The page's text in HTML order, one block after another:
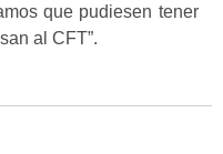
que pudiesen tener
al CFT”.